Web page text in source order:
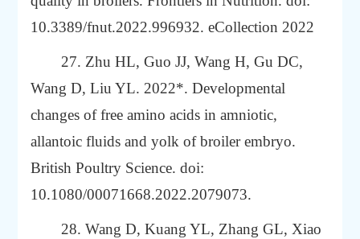
10.3389/fnut.2022.996932. eCollection 2022
27. Zhu HL, Guo JJ, Wang H, Gu DC,
Wang D, Liu YL. 2022*.Developmental
changes of free amino acids in amniotic,
allantoic fluids and yolk of broiler embryo.
British Poultry Science. doi:
10.1080/00071668.2022.2079073.
28. Wang D, Kuang YL, Zhang GL, Xiao